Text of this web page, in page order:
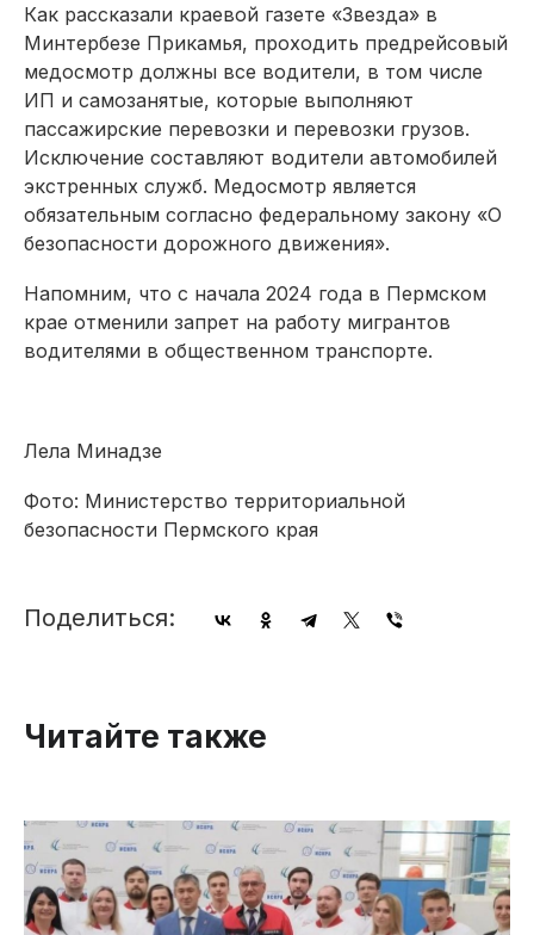
Как рассказали краевой газете «Звезда» в
Минтербезе Прикамья, проходить предрейсовый
медосмотр должны все водители, в том числе
ИП и самозанятые, которые выполняют
пассажирские перевозки и перевозки грузов.
Исключение составляют водители автомобилей
экстренных служб. Медосмотр является
обязательным согласно федеральному закону «О
безопасности дорожного движения».
Напомним, что с начала 2024 года в Пермском
крае отменили запрет на работу мигрантов
водителями в общественном транспорте.
Лела Минадзе
Фото: Министерство территориальной
безопасности Пермского края
Поделиться:
Читайте также